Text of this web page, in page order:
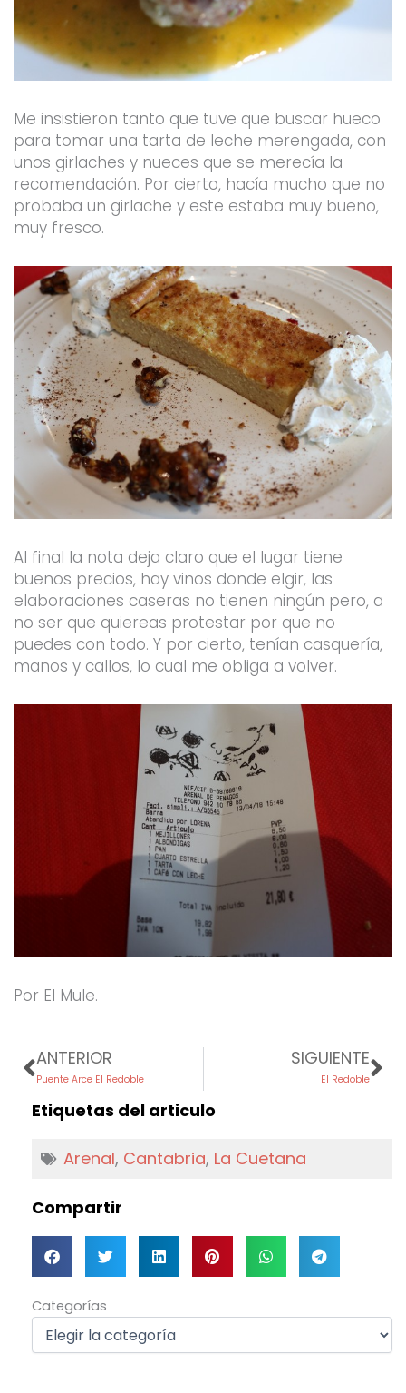
Me insistieron tanto que tuve que buscar hueco
para tomar una tarta de leche merengada, con
unos girlaches y nueces que se merecía la
recomendación. Por cierto, hacía mucho que no
probaba un girlache y este estaba muy bueno,
muy fresco.
Al final la nota deja claro que el lugar tiene
buenos precios, hay vinos donde elgir, las
elaboraciones caseras no tienen ningún pero, a
no ser que quiereas protestar por que no
puedes con todo. Y por cierto, tenían casquería,
manos y callos, lo cual me obliga a volver.
Por El Mule.
Prev
ANTERIOR
Puente Arce El Redoble
SIGUIENTE
El Redoble
Etiquetas del articulo
Arenal, Cantabria, La Cuetana
Compartir
Categorías
Categorías